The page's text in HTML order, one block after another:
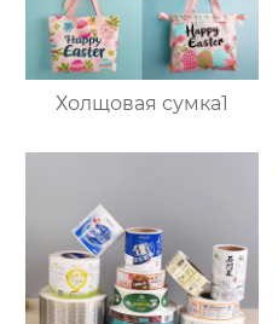
Холщовая сумка1